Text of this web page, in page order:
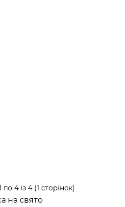
4 із 4 (1 сторінок)
на свято